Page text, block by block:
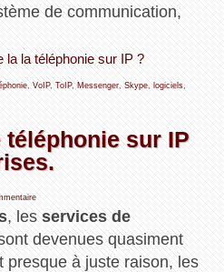
de communication,
la la téléphonie sur IP ?
, VoIP, ToIP, Messenger, Skype, logiciels,
sur IP
, les services de
devenues quasiment
presque à juste raison, les